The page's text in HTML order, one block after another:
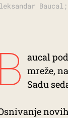
aucal
mreže,
Sadu